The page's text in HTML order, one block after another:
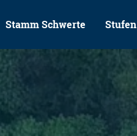
Stamm Schwerte Stufen